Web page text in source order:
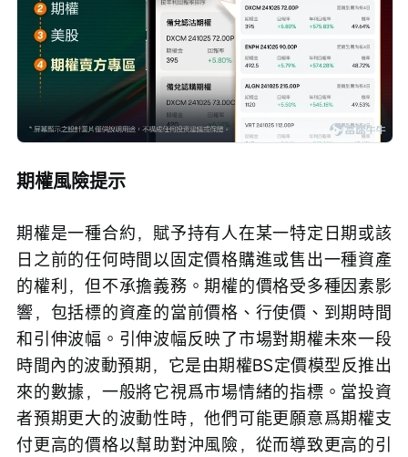
期權風險提示
期權是一種合約，賦予持有人在某一特定日期或該
日之前的任何時間以固定價格購進或售出一種資產
的權利，但不承擔義務。期權的價格受多種因素影
響，包括標的資產的當前價格、行使價、到期時間
和引伸波幅。引伸波幅反映了市場對期權未來一段
時間內的波動預期，它是由期權BS定價模型反推出
來的數據，一般將它視爲市場情緒的指標。當投資
者預期更大的波動性時，他們可能更願意爲期權支
付更高的價格以幫助對沖風險，從而導致更高的引